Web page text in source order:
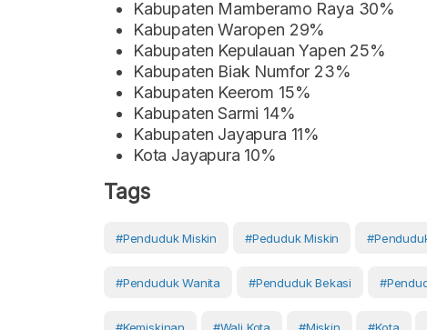
Kabupaten Mamberamo Raya 30%
Kabupaten Waropen 29%
Kabupaten Kepulauan Yapen 25%
Kabupaten Biak Numfor 23%
Kabupaten Keerom 15%
Kabupaten Sarmi 14%
Kabupaten Jayapura 11%
Kota Jayapura 10%
Tags
#Penduduk Miskin #Peduduk Miskin
#penduduk Wanita #penduduk Bekasi